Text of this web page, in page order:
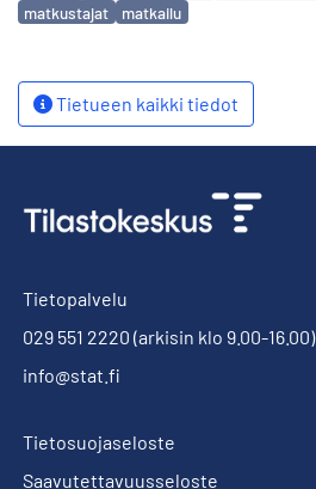
matkustajat
matkailu
Tietueen kaikki tiedot
Tietopalvelu
029 551 2220 (arkisin klo 9.00-16.00)
info@stat.fi
Tietosuojaseloste
Saavutettavuusseloste